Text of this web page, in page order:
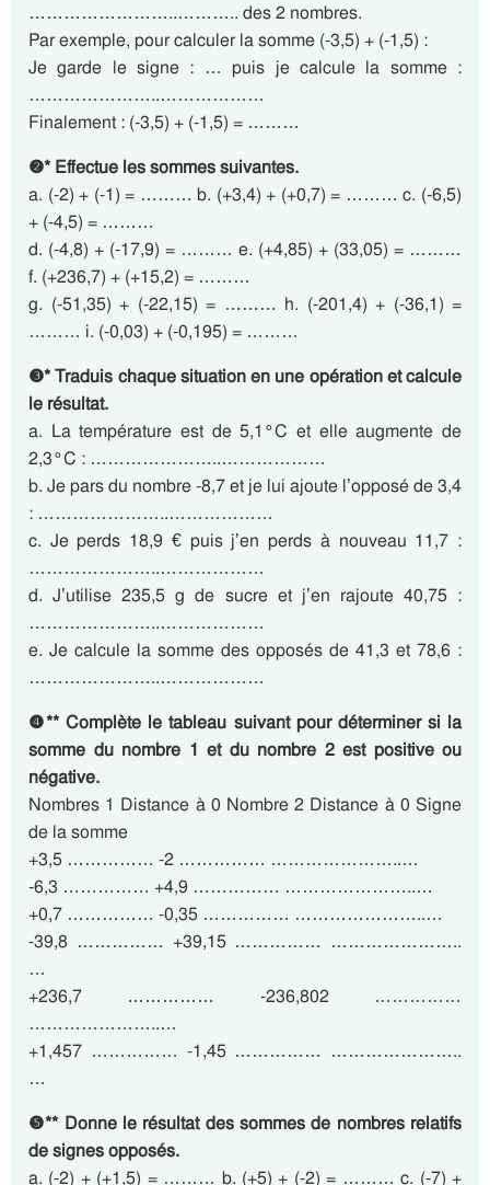
……………………..……….. des 2 nombres.
Par exemple, pour calculer la somme (-3,5) + (-1,5) :
Je garde le signe : … puis je calcule la somme :
…………………..………………
Finalement : (-3,5) + (-1,5) = ………
❷* Effectue les sommes suivantes.
a. (-2) + (-1) = ……… b. (+3,4) + (+0,7) = ……… c. (-6,5)
+ (-4,5) = ………
d. (-4,8) + (-17,9) = ……… e. (+4,85) + (33,05) = ………
f. (+236,7) + (+15,2) = ………
g. (-51,35) + (-22,15) = ……… h. (-201,4) + (-36,1) =
……… i. (-0,03) + (-0,195) = ………
❸* Traduis chaque situation en une opération et calcule
le résultat.
a. La température est de 5,1°C et elle augmente de
2,3°C : …………………..………………
b. Je pars du nombre -8,7 et je lui ajoute l’opposé de 3,4
: …………………..………………
c. Je perds 18,9 € puis j’en perds à nouveau 11,7 :
…………………..………………
d. J’utilise 235,5 g de sucre et j’en rajoute 40,75 :
…………………..………………
e. Je calcule la somme des opposés de 41,3 et 78,6 :
…………………..………………
❹** Complète le tableau suivant pour déterminer si la
somme du nombre 1 et du nombre 2 est positive ou
négative.
Nombres 1 Distance à 0 Nombre 2 Distance à 0 Signe
de la somme
+3,5 …………… -2 …………… …………………..…
-6,3 …………… +4,9 …………… …………………..…
+0,7 …………… -0,35 …………… …………………..…
-39,8 …………… +39,15 …………… …………………..
…
+236,7 …………… -236,802 ……………
…………………..…
+1,457 …………… -1,45 …………… …………………..
…
❺** Donne le résultat des sommes de nombres relatifs
de signes opposés.
a. (-2) + (+1,5) = ……… b. (+5) + (-2) = ……… c. (-7) +